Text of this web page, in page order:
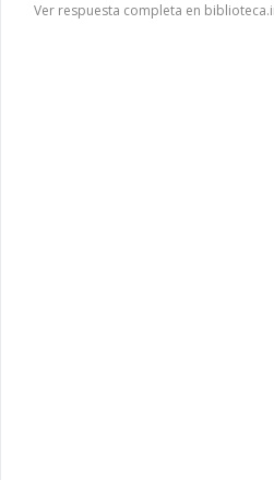
Ver respuesta completa en